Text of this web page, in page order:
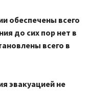
обеспечены всего
до сих пор нет в
всего в
эвакуацией не